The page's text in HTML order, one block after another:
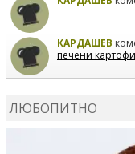
КАРДАШЕВ
печени картофи
ЛЮБОПИТНО